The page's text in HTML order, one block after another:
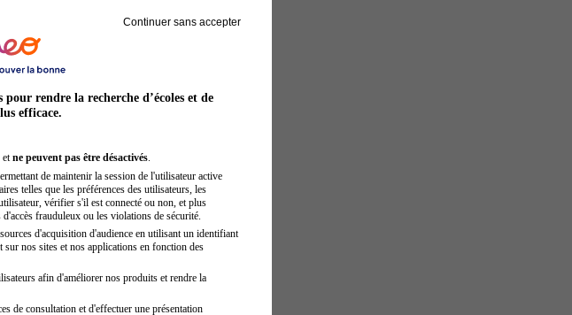
Continuer sans accepter
rendre la recherche d’écoles et de
efficace.
et ne peuvent pas être désactivés.
de maintenir la session de l'utilisateur active
telles que les préférences des utilisateurs, les
vérifier s'il est connecté ou non, et plus
frauduleux ou les violations de sécurité.
d'acquisition d'audience en utilisant un identifiant
nos sites et nos applications en fonction des
afin d'améliorer nos produits et rendre la
de consultation et d'effectuer une présentation